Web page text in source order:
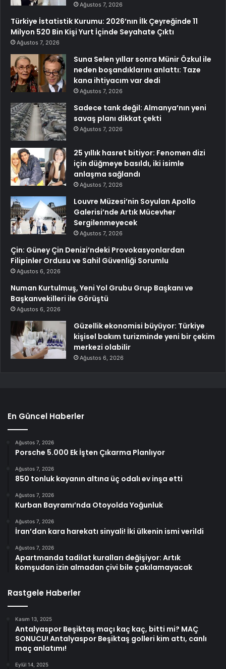
Ağustos 7, 2026
Türkiye İstatistik Kurumu: 2026’nın İlk Çeyreğinde 11
Milyon 520 Bin Kişi Yurt İçinde Seyahate Çıktı
Ağustos 7, 2026
Suna Selen yıllar sonra Münir Özkul ile
neden boşandıklarını anlattı: Taze
kana ihtiyacım var dedi
Ağustos 7, 2026
Sadece tank değil: Almanya’nın yeni
savaş planı dikkat çekti
Ağustos 7, 2026
25 yıllık hasret bitiyor: Fenomen dizi
için düğmeye basıldı, iki isimle
anlaşma sağlandı
Ağustos 7, 2026
Louvre Müzesi’nin Soyulan Apollo
Galerisi’nde Artık Mücevher
Sergilenmeyecek
Ağustos 7, 2026
Çin: Güney Çin Denizi’ndeki Provokasyonlardan
Filipinler Ordusu ve Sahil Güvenliği Sorumlu
Ağustos 6, 2026
Numan Kurtulmuş, Yeni Yol Grubu Grup Başkanı ve
Başkanvekilleri ile Görüştü
Ağustos 6, 2026
Güzellik ekonomisi büyüyor: Türkiye
kişisel bakım turizminde yeni bir çekim
merkezi olabilir
Ağustos 6, 2026
En Güncel Haberler
Ağustos 7, 2026
Porsche 5.000 Ek İşten Çıkarma Planlıyor
Ağustos 7, 2026
850 tonluk kayanın altına üç odalı ev inşa etti
Ağustos 7, 2026
Kurban Bayramı’nda Otoyolda Yoğunluk
Ağustos 7, 2026
İran’dan kara harekatı sinyali! İki ülkenin ismi verildi
Ağustos 7, 2026
Apartmanda tadilat kuralları değişiyor: Artık
komşudan izin almadan çivi bile çakılamayacak
Rastgele Haberler
Kasım 13, 2025
Antalyaspor Beşiktaş maçı kaç kaç, bitti mi? MAÇ
SONUCU! Antalyaspor Beşiktaş golleri kim attı, canlı
maç anlatımı!
Eylül 14, 2025